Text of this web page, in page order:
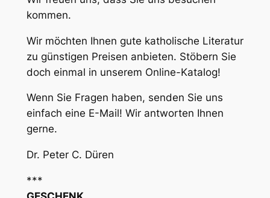
kommen.
Wir möchten Ihnen gute katholische Literatur
zu günstigen Preisen anbieten. Stöbern Sie
doch einmal in unserem Online-Katalog!
Wenn Sie Fragen haben, senden Sie uns
einfach eine E-Mail! Wir antworten Ihnen
gerne.
Dr. Peter C. Düren
***